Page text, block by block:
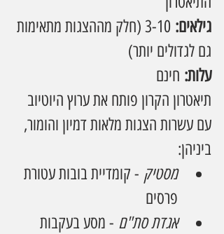
גילאים:
3-10 (חלק מההצגות מתאימות
גם לגדולים יותר)
עלות: חינם
תיאטרון הקרון פותח את ערוץ היוטיוב
עם עשרות הצגות מלאות דמיון והומור,
ביניהן:
מסטיק - קומדיית בובות עטורת
פרסים
אגדת סת"ם - מסע בעקבות